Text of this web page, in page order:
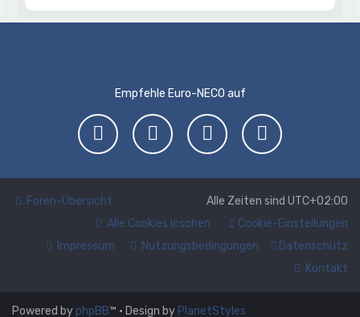
Empfehle Euro-NECO auf
Foren-Übersicht Alle Zeiten sind UTC+02:00
Cookie-Einstellungen
Alle Cookies löschen
Datenschutz
Nutzungsbedingungen
Impressum
Kontakt
Powered by phpBB™ • Design by PlanetStyles